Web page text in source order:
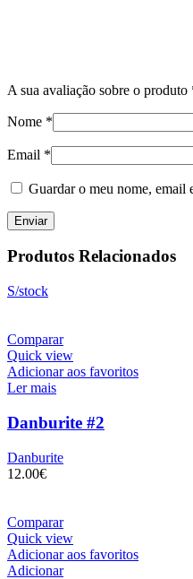
A sua avaliação sobre o produto
Nome *
Email *
Guardar o meu nome, email
Produtos Relacionados
S/stock
Comparar
Quick view
Adicionar aos favoritos
Ler mais
Danburite #2
Danburite
12.00€
Comparar
Quick view
Adicionar aos favoritos
Adicionar